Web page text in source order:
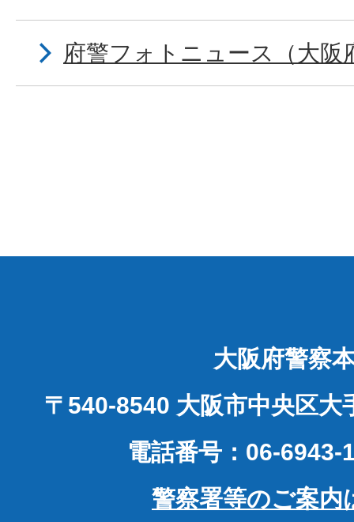
府警フォトニュース（大阪
大阪府警察
〒540-8540 大阪市中央区大
電話番号：06-6943-
警察署等のご案内